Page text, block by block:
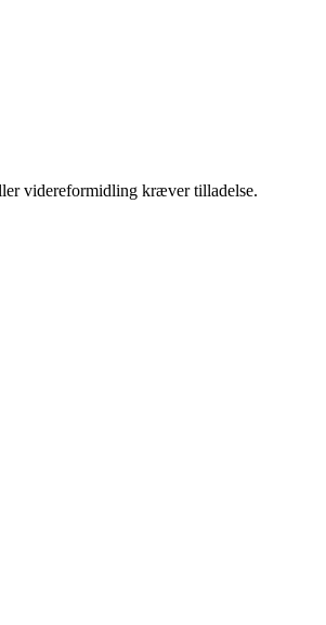
videreformidling kræver tilladelse.